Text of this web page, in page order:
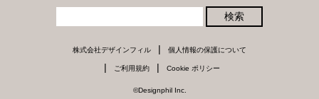
検索
株式会社デザインフィル | 個人情報の保護について
| ご利用規約 | Cookie ポリシー
©Designphil Inc.